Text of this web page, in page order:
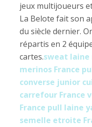
jeux multijoueurs
La Belote fait son
du siècle dernier.
répartis en 2
cartes.sweat laine
merinos France
converse junior
carrefour France
France pull laine
semelle etroite